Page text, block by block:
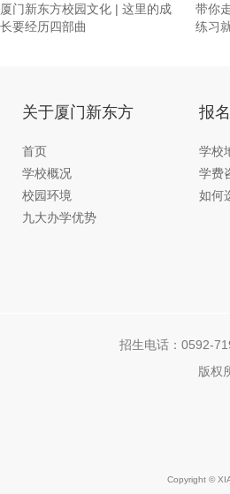
厦门新东方校园文化 | 这里的成
长要经历四部曲
带你
练习
关于厦门新东方
首页
学校概况
校园环境
九大办学优势
报
学校
学费
如何
招生电话：0592-
版权
Copyright ©